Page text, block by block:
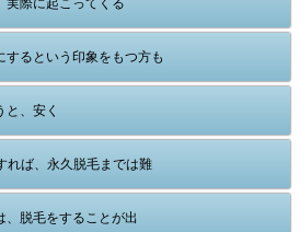
実際に起こってくる
するという印象をもつ方も
と、安く
れば、永久脱毛までは難
、脱毛をすることが出